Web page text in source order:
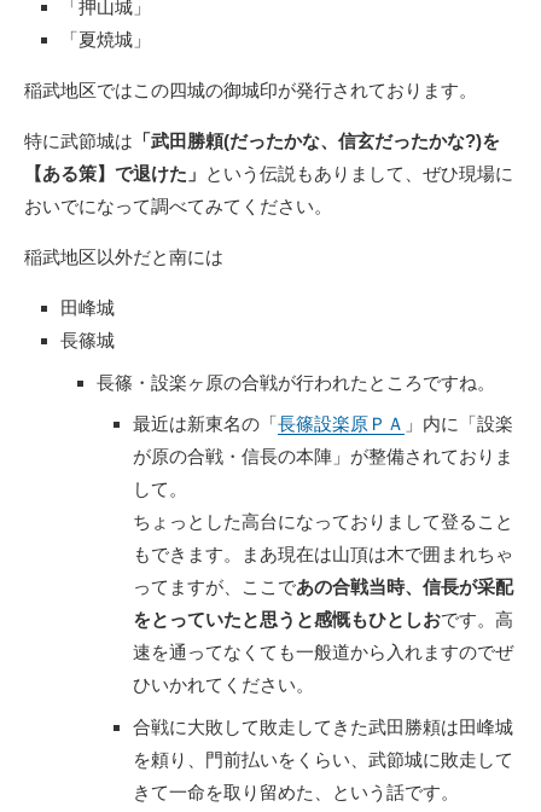
「押山城」
「夏焼城」
稲武地区ではこの四城の御城印が発行されております。
特に武節城は 「武田勝頼(だったかな、信玄だったかな?)を
【ある策】で退けた」 という伝説もありまして、ぜひ現場に
おいでになって調べてみてください。
稲武地区以外だと南には
田峰城
長篠城
長篠・設楽ヶ原の合戦が行われたところですね。
最近は新東名の「 長篠設楽原ＰＡ 」内に「設楽
が原の合戦・信長の本陣」が整備されておりま
して。
ちょっとした高台になっておりまして登ること
もできます。まあ現在は山頂は木で囲まれちゃ
ってますが、ここであの合戦当時、信長が采配
をとっていたと思うと感慨もひとしおです。高
速を通ってなくても一般道から入れますのでぜ
ひいかれてください。
合戦に大敗して敗走してきた武田勝頼は田峰城
を頼り、門前払いをくらい、武節城に敗走して
きて一命を取り留めた、という話です。